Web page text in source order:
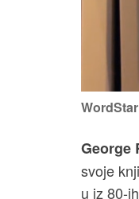
George
svoje
u iz 80-